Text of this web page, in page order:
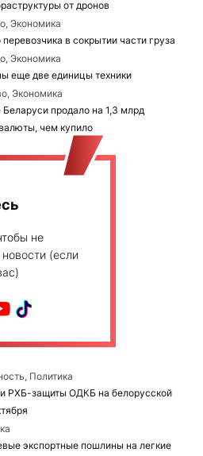
от дронов
Экономика
в сокрытии части груза
Экономика
еще две единицы техники
Экономика
продало на 1,3 млрд
чем купило
не
(если
Политика
РХБ-защиты ОДКБ на белорусской
экспортные пошлины на легкие